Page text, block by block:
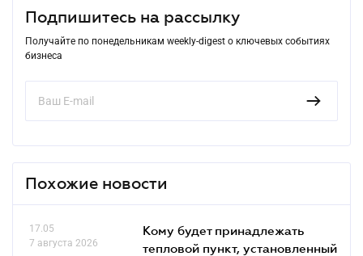
Подпишитесь на рассылку
Получайте по понедельникам weekly-digest о ключевых событиях
бизнеса
Похожие новости
17.05
7 августа 2026
Кому будет принадлежать
тепловой пункт, установленный